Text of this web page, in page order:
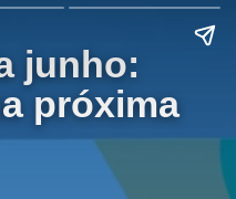
junho:
próxima